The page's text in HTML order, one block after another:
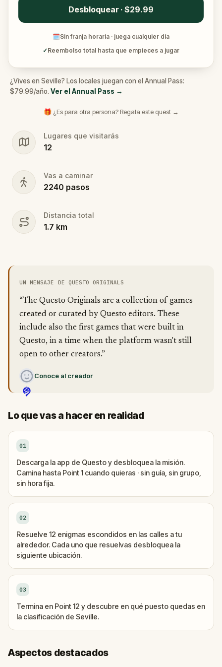
Desbloquear · $29.99
🗓Sin franja horaria · juega cualquier día
✓Reembolso total hasta que empieces a jugar
¿Vives en Seville? Los locales juegan con el Annual Pass:
$79.99/año. Ver el Annual Pass →
🎁 ¿Es para otra persona? Regala este quest →
Lugares que visitarás
12
Vas a caminar
2240 pasos
Distancia total
1.7 km
UN MENSAJE DE QUESTO ORIGINALS
“The Questo Originals are a collection of games
created or curated by Questo editors. These
include also the first games that were built in
Questo, in a time when the platform wasn't still
open to other creators.”
Conoce al creador
Lo que vas a hacer en realidad
01
Descarga la app de Questo y desbloquea la misión.
Camina hasta Point 1 cuando quieras · sin guía, sin grupo,
sin hora fija.
02
Resuelve 12 enigmas escondidos en las calles a tu
alrededor. Cada uno que resuelvas desbloquea la
siguiente ubicación.
03
Termina en Point 12 y descubre en qué puesto quedas en
la clasificación de Seville.
Aspectos destacados